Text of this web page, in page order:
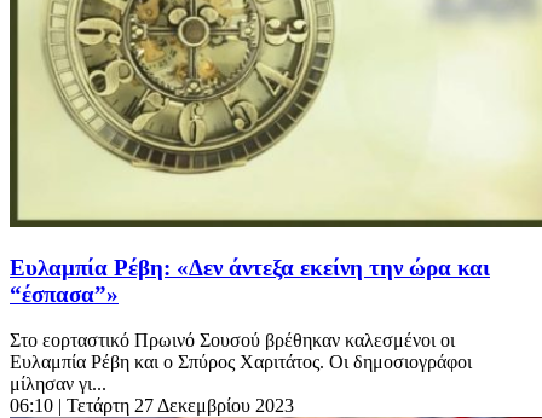
Ευλαμπία Ρέβη: «Δεν άντεξα εκείνη την ώρα και
“έσπασα”»
Στο εορταστικό Πρωινό Σουσού βρέθηκαν καλεσμένοι οι
Ευλαμπία Ρέβη και ο Σπύρος Χαριτάτος. Οι δημοσιογράφοι
μίλησαν γι...
06:10 | Τετάρτη 27 Δεκεμβρίου 2023